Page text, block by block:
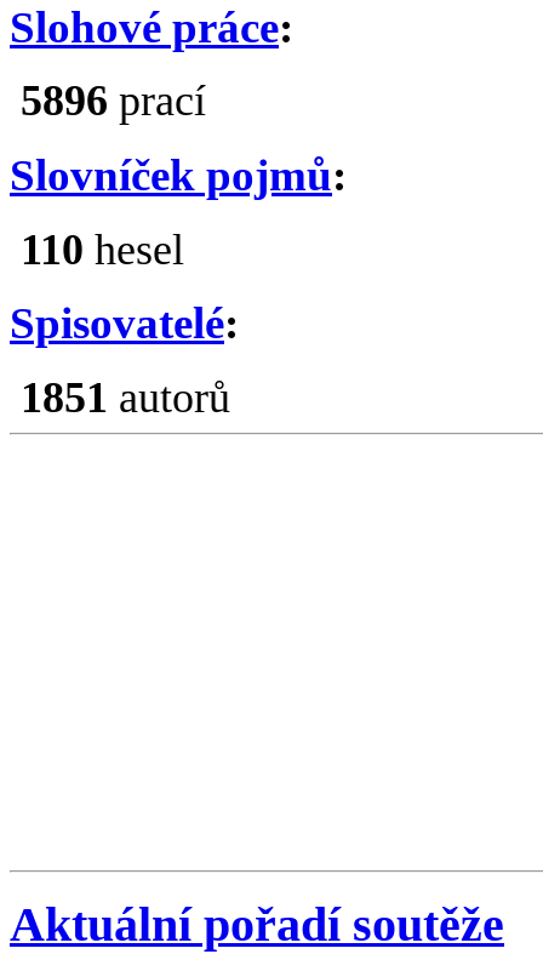
Slohové práce:
5896 prací
Slovníček pojmů:
110 hesel
Spisovatelé:
1851 autorů
Aktuální pořadí soutěže